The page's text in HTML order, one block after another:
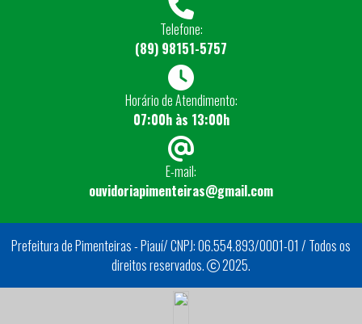
Telefone:
(89) 98151-5757
Horário de Atendimento:
07:00h às 13:00h
E-mail:
ouvidoriapimenteiras@gmail.com
Prefeitura de Pimenteiras - Piauí/ CNPJ: 06.554.893/0001-01 / Todos os
direitos reservados.
2025.